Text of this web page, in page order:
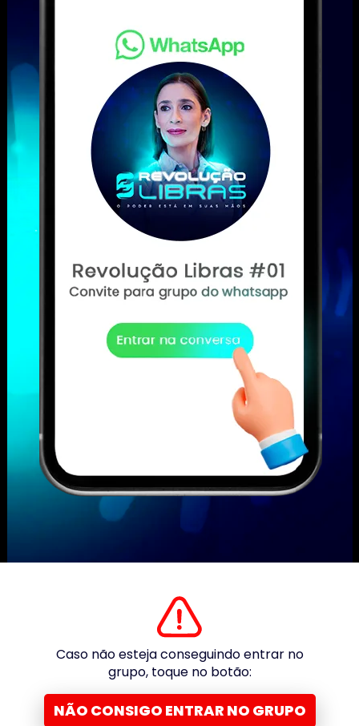
Caso não esteja conseguindo entrar no
grupo, toque no botão:
NÃO CONSIGO ENTRAR NO GRUPO